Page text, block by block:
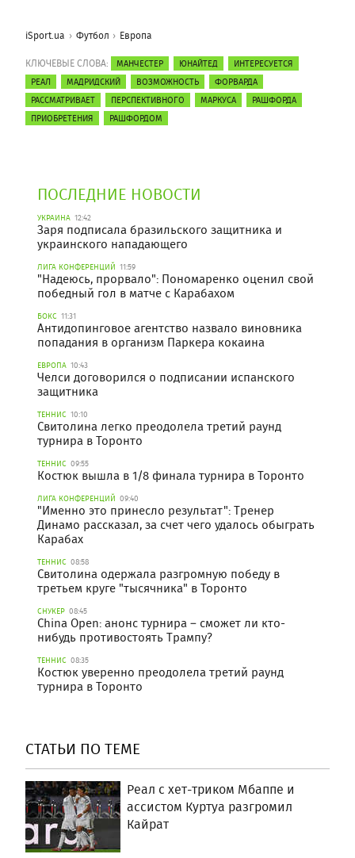
iSport.ua Футбол Европа
КЛЮЧЕВЫЕ СЛОВА: МАНЧЕСТЕР ЮНАЙТЕД
ИНТЕРЕСУЕТСЯ
РЕАЛ
МАДРИДСКИЙ ВОЗМОЖНОСТЬ
ФОРВАРДА
РАССМАТРИВАЕТ
ПЕРСПЕКТИВНОГО МАРКУСА
РАШФОРДА
ПРИОБРЕТЕНИЯ
РАШФОРДОМ
ПОСЛЕДНИЕ НОВОСТИ
УКРАИНА 12:42
Заря подписала бразильского защитника и
украинского нападающего
ЛИГА КОНФЕРЕНЦИЙ 11:59
"Надеюсь, прорвало": Пономаренко оценил свой
победный гол в матче с Карабахом
БОКС 11:31
Антидопинговое агентство назвало виновника
попадания в организм Паркера кокаина
ЕВРОПА 10:43
Челси договорился о подписании испанского
защитника
ТЕННИС 10:10
Свитолина легко преодолела третий раунд
турнира в Торонто
ТЕННИС 09:55
Костюк вышла в 1/8 финала турнира в Торонто
ЛИГА КОНФЕРЕНЦИЙ 09:40
"Именно это принесло результат": Тренер
Динамо рассказал, за счет чего удалось обыграть
Карабах
ТЕННИС 08:58
Свитолина одержала разгромную победу в
третьем круге "тысячника" в Торонто
СНУКЕР 08:45
China Open: анонс турнира – сможет ли кто-
нибудь противостоять Трампу?
ТЕННИС 08:35
Костюк уверенно преодолела третий раунд
турнира в Торонто
СТАТЬИ ПО ТЕМЕ
Реал с хет-триком Мбаппе и
ассистом Куртуа разгромил
Кайрат